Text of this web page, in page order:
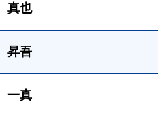
也
吾
真